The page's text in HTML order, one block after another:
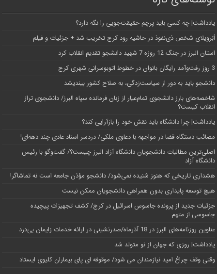
یادداشت| ‌چه کسی باید پرچم حقیقت‌جویی را نگه دارد؟
اَبَر‌ویلای شخص ذی‌نفوذ در حاشیه‌ رود کرج تخریب شد + جزئیات و فیلم
استان البرز در جنگ 12 روزه 7 شهید دانشجو تقدیم انقلاب کرد
3 روز رفت‌وآمد رایگان بانوان در خطوط اتوبوسرانی شهری کرج
دانشجو باید به دور از سیاست‌زدگی، به صلاح کشور بیندیشد
شاخصه‌های بارز دانشجوی تمام‌عیار از زبان فرمانده سپاه البرز/ دانشجوی تراز
انقلاب کیست؟
یادداشت| چرا دانشگاه باید نقش خود را بازآرایی کند؟
مصائب دستگاه قضا در مواجهه با دعاوی ملکی/ دردسر اسناد عادی چند‌ دهه‌ای!
اصلی‌ترین مطالبات دانشجویان دانشگاه آزاد البرز چیست؟/ گفت‌وگو با رئیس
دانشگاه آز‌اد
هشداری تاریخی که هنوز شنیده نمی‌شود/ دانشجو مؤذن جامعه است نه تماشاگر!
هیچ توسعه پایداری بدون همراهی دانشجویان ممکن نیست
جزئیات جدید از پرونده جاسوس اسرائیل در کرج/‌ کشف تجهیزات پیچیده
جاسوسی از متهم
عناوین روزنامه‌های البرز در ‌18 آذرماه/صدرنشینی در ارائه خدمات زایمان بی‌درد
یادداشت| روزی که جهان از نو متولد شد
وقتی وقف چراغ امید نیازمندان می شود/ موقوفه ای پای بیماران کلیوی ایستاد